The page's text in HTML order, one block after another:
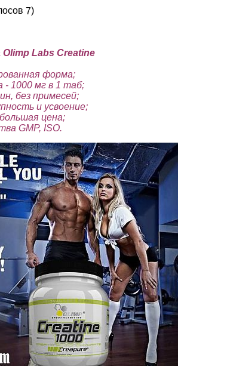
7)
Labs Creatine
форма;
- 1000 мг в 1 таб;
без примесей;
и усвоение;
цена;
GMP, ISO.